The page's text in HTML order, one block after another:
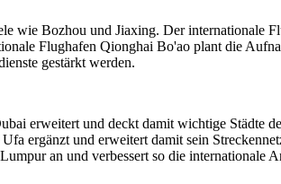
wie Bozhou und Jiaxing. Der internationale
Flughafen Qionghai Bo'ao plant die
gestärkt werden.
erweitert und deckt damit wichtige Städte
ergänzt und erweitert damit sein
an und verbessert so die internationale